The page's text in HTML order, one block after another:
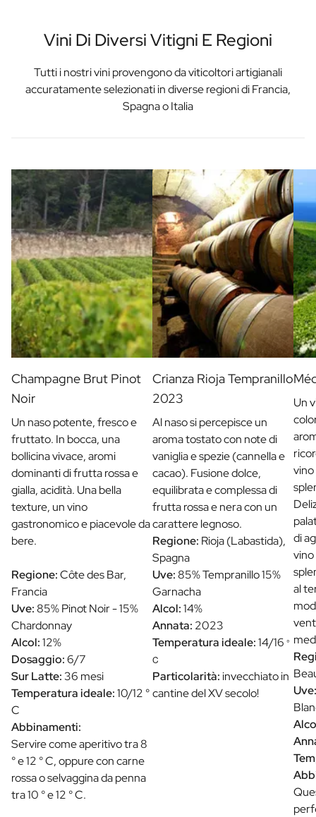
Vini Di Diversi Vitigni E Regioni
Tutti i nostri vini provengono da viticoltori artigianali
accuratamente selezionati in diverse regioni di Francia,
Spagna o Italia
Champagne Brut Pinot
Noir
Un naso potente, fresco e
fruttato. In bocca, una
bollicina vivace, aromi
dominanti di frutta rossa e
gialla, acidità. Una bella
texture, un vino
gastronomico e piacevole da
bere.
Regione:Côte des Bar,
Francia
Uve:85% Pinot Noir - 15%
Chardonnay
Alcol:12%
Dosaggio:6/7
Sur Latte:36 mesi
Temperatura ideale:10/12 °
C
Abbinamenti:
Servire come aperitivo tra 8
° e 12 ° C, oppure con carne
rossa o selvaggina da penna
tra 10 ° e 12 ° C.
Crianza Rioja Tempranillo
2023
Al naso si percepisce un
aroma tostato con note di
vaniglia e spezie (cannella e
cacao). Fusione dolce,
equilibrata e complessa di
frutta rossa e nera con un
carattere legnoso.
Regione: Rioja (Labastida),
Spagna
Uve:85% Tempranillo 15%
Garnacha
Alcol:14%
Annata: 2023
Temperatura ideale:14/16 °
C
Particolarità: invecchiato in
cantine del XV secolo!
Un
vino
di
vino
al
Uve: